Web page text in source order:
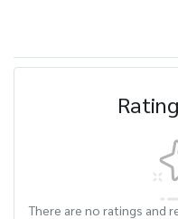
There are no ratings and